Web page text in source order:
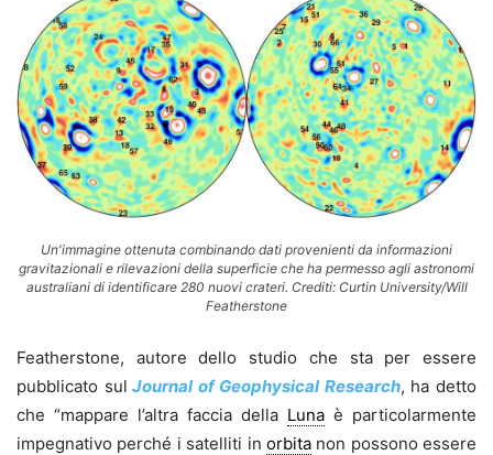
Un'immagine ottenuta combinando dati provenienti da informazioni
gravitazionali e rilevazioni della superficie che ha permesso agli astronomi
australiani di identificare 280 nuovi crateri. Crediti: Curtin University/Will
Featherstone
Featherstone, autore dello studio che sta per essere
pubblicato sul Journal of Geophysical Research, ha detto
che “mappare l’altra faccia della Luna è particolarmente
impegnativo perché i satelliti in orbitanon possono essere